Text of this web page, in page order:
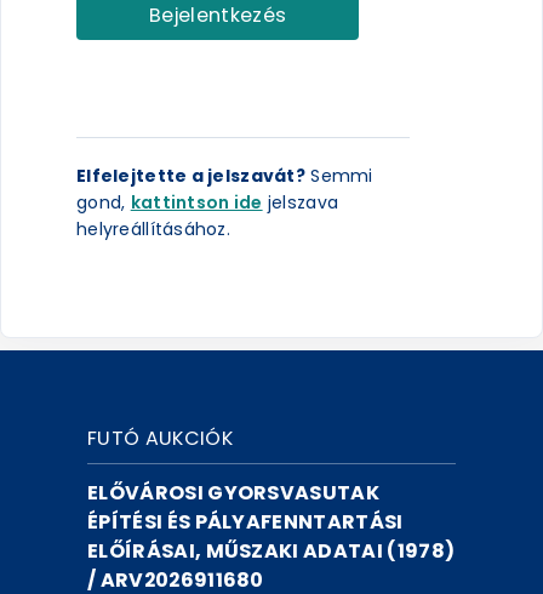
Bejelentkezés
Elfelejtette a jelszavát? Semmi
gond, kattintson ide jelszava
helyreállításához.
FUTÓ AUKCIÓK
ELŐVÁROSI GYORSVASUTAK
ÉPÍTÉSI ÉS PÁLYAFENNTARTÁSI
ELŐÍRÁSAI, MŰSZAKI ADATAI (1978)
/ ARV2026911680